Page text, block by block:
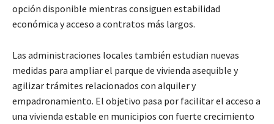
opción disponible mientras consiguen estabilidad
económica y acceso a contratos más largos.
Las administraciones locales también estudian nuevas
medidas para ampliar el parque de vivienda asequible y
agilizar trámites relacionados con alquiler y
empadronamiento. El objetivo pasa por facilitar el acceso a
una vivienda estable en municipios con fuerte crecimiento